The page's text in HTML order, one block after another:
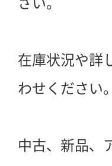
在庫状況や詳
わせください。
中古、新品、